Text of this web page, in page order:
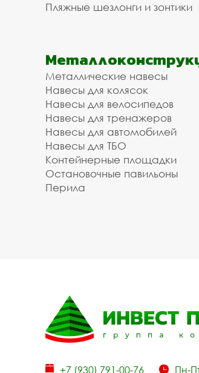
Пляжные шезлонги и зонтики
Металлические навесы
Навесы для колясок
Навесы для велосипедов
Навесы для тренажеров
Навесы для автомобилей
Навесы для ТБО
Контейнерные площадки
Остановочные павильоны
Перила
+7 (930) 791-00-76 Пн-